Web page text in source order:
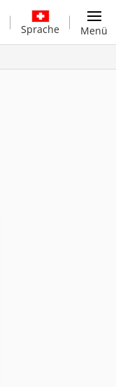
Sprache Menü